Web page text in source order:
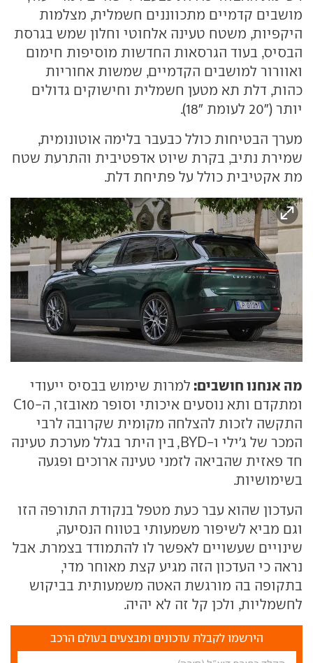
מושבים קדמיים מתכווננים חשמלית, מצלמות
היקפיות, משטח טעינה אלחוטי וחלון שמש בגרסת
הבסיס, בעוד הגרסאות החדשות מוסיפות חימום
ואוורור למושבים הקדמיים, שמשות אחוריות
כהות, דלת תא מטען חשמלית וחישוקים גדולים
יותר ("20 לעומת "18).
מערך הבטיחות כולל כבעבר בלימה אוטונומית,
שמירת נתיב, בקרת שיוט אדפטיבית והתרעת שטח
מת אקטיבית כולל על פתיחת דלת.
מה אנחנו חושבים: למרות שימוש בבסיס ייעודי
ומתקדם ותא נוסעים איכותי וסופר מאובזר, ה-C10
התקשה לזכות להצלחה מקומית שקרובה לרבי
המכר של ג'ילי ו-BYD, בין היתר בגלל מערכת טעינה
חד פאזית שהביאה לזמני טעינה ארוכים ופגעה
בשימושיות.
העדכון שהוא עבר כעת מטפל בנקודת התורפה הזו
וגם מביא לשיפור משמעותי בטווח הנסיעה,
שינויים שעשויים לאפשר לו להתמודד בצמרת. אבל
נראה כי העדכון הזה מגיע קצת מאוחר מדי,
בתקופה בה מורגשת האטה משמעותית בביקוש
לחשמליות, ולכן קל זה לא יהיה.
הירשמו לקבלת עדכונים ומבצעים בעולם הרכב